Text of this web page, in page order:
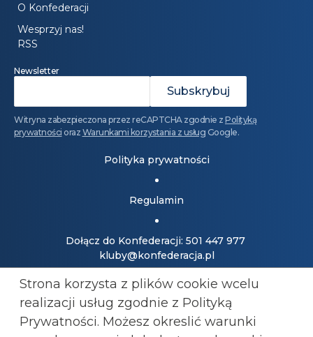
O Konfederacji
Wesprzyj nas!
RSS
Newsletter
Witryna zabezpieczona przez reCAPTCHA zgodnie z Polityką
prywatności oraz Warunkami korzystania z usług Google.
Polityka prywatności
Regulamin
Dołącz do Konfederacji: 501 447 977
kluby@konfederacja.pl
Kontakt dla mediów: 690 868 101
biuro.prasowe@konfederacja.pl
Strona korzysta z plików cookie wcelu
realizacji usług zgodnie z Polityką
Prywatności. Możesz okreslić warunki